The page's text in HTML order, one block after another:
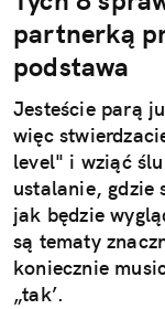
partnerką
podstawa
Jesteście parą
więc
level" i wziąć
ustalanie, gdzie
jak będzie
są tematy
koniecznie
„tak’.